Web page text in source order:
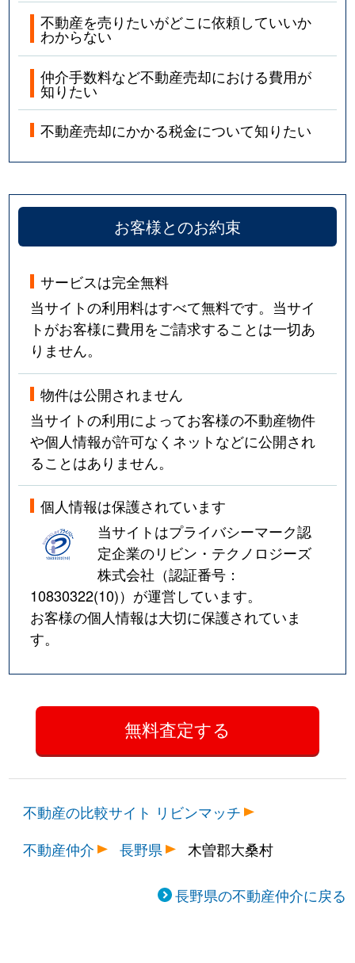
不動産を売りたいがどこに依頼していいか
わからない
仲介手数料など不動産売却における費用が
知りたい
不動産売却にかかる税金について知りたい
お客様とのお約束
サービスは完全無料
当サイトの利用料はすべて無料です。当サイ
トがお客様に費用をご請求することは一切あ
りません。
物件は公開されません
当サイトの利用によってお客様の不動産物件
や個人情報が許可なくネットなどに公開され
ることはありません。
個人情報は保護されています
当サイトはプライバシーマーク認
定企業のリビン・テクノロジーズ
株式会社（認証番号：
10830322(10)）が運営しています。
お客様の個人情報は大切に保護されていま
す。
不動産の比較サイト リビンマッチ
不動産仲介
長野県 木曽郡大桑村
長野県の不動産仲介に戻る